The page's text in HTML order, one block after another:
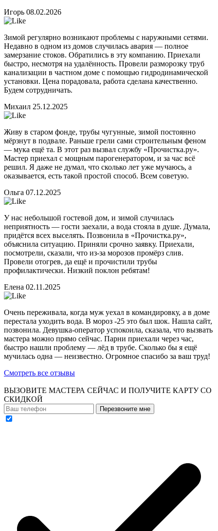
Игорь 08.02.2026
Зимой регулярно возникают проблемы с наружными сетями.
Недавно в одном из домов случилась авария — полное
замерзание стоков. Обратились в эту компанию. Приехали
быстро, несмотря на удалённость. Провели разморозку труб
канализации в частном доме с помощью гидродинамической
установки. Цена порадовала, работа сделана качественно.
Будем сотрудничать.
Михаил 25.12.2025
Живу в старом фонде, трубы чугунные, зимой постоянно
мёрзнут в подвале. Раньше грели сами строительным феном
— мука ещё та. В этот раз вызвал службу «Прочистка.ру».
Мастер приехал с мощным парогенератором, и за час всё
решил. Я даже не думал, что сколько лет уже мучаюсь, а
оказывается, есть такой простой способ. Всем советую.
Ольга 07.12.2025
У нас небольшой гостевой дом, и зимой случилась
неприятность — гости заехали, а вода стояла в душе. Думала,
придётся всех выселять. Позвонила в «Прочистка.ру»,
объяснила ситуацию. Приняли срочно заявку. Приехали,
посмотрели, сказали, что из-за морозов промёрз слив.
Провели отогрев, да ещё и прочистили трубы
профилактически. Низкий поклон ребятам!
Елена 02.11.2025
Очень переживала, когда муж уехал в командировку, а в доме
перестала уходить вода. В мороз -25 это был шок. Нашла сайт,
позвонила. Девушка-оператор успокоила, сказала, что вызвать
мастера можно прямо сейчас. Парни приехали через час,
быстро нашли проблему — лёд в трубе. Сколько бы я ещё
мучилась одна — неизвестно. Огромное спасибо за ваш труд!
Смотреть все отзывы
ВЫЗОВИТЕ МАСТЕРА СЕЙЧАС И ПОЛУЧИТЕ КАРТУ СО
СКИДКОЙ
Перезвоните мне